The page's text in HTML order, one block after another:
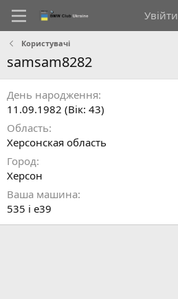
Увійти
Користувачі
samsam8282
День народження
11.09.1982 (Вік: 43)
Область
Херсонская область
Город
Херсон
Ваша машина
535 i e39